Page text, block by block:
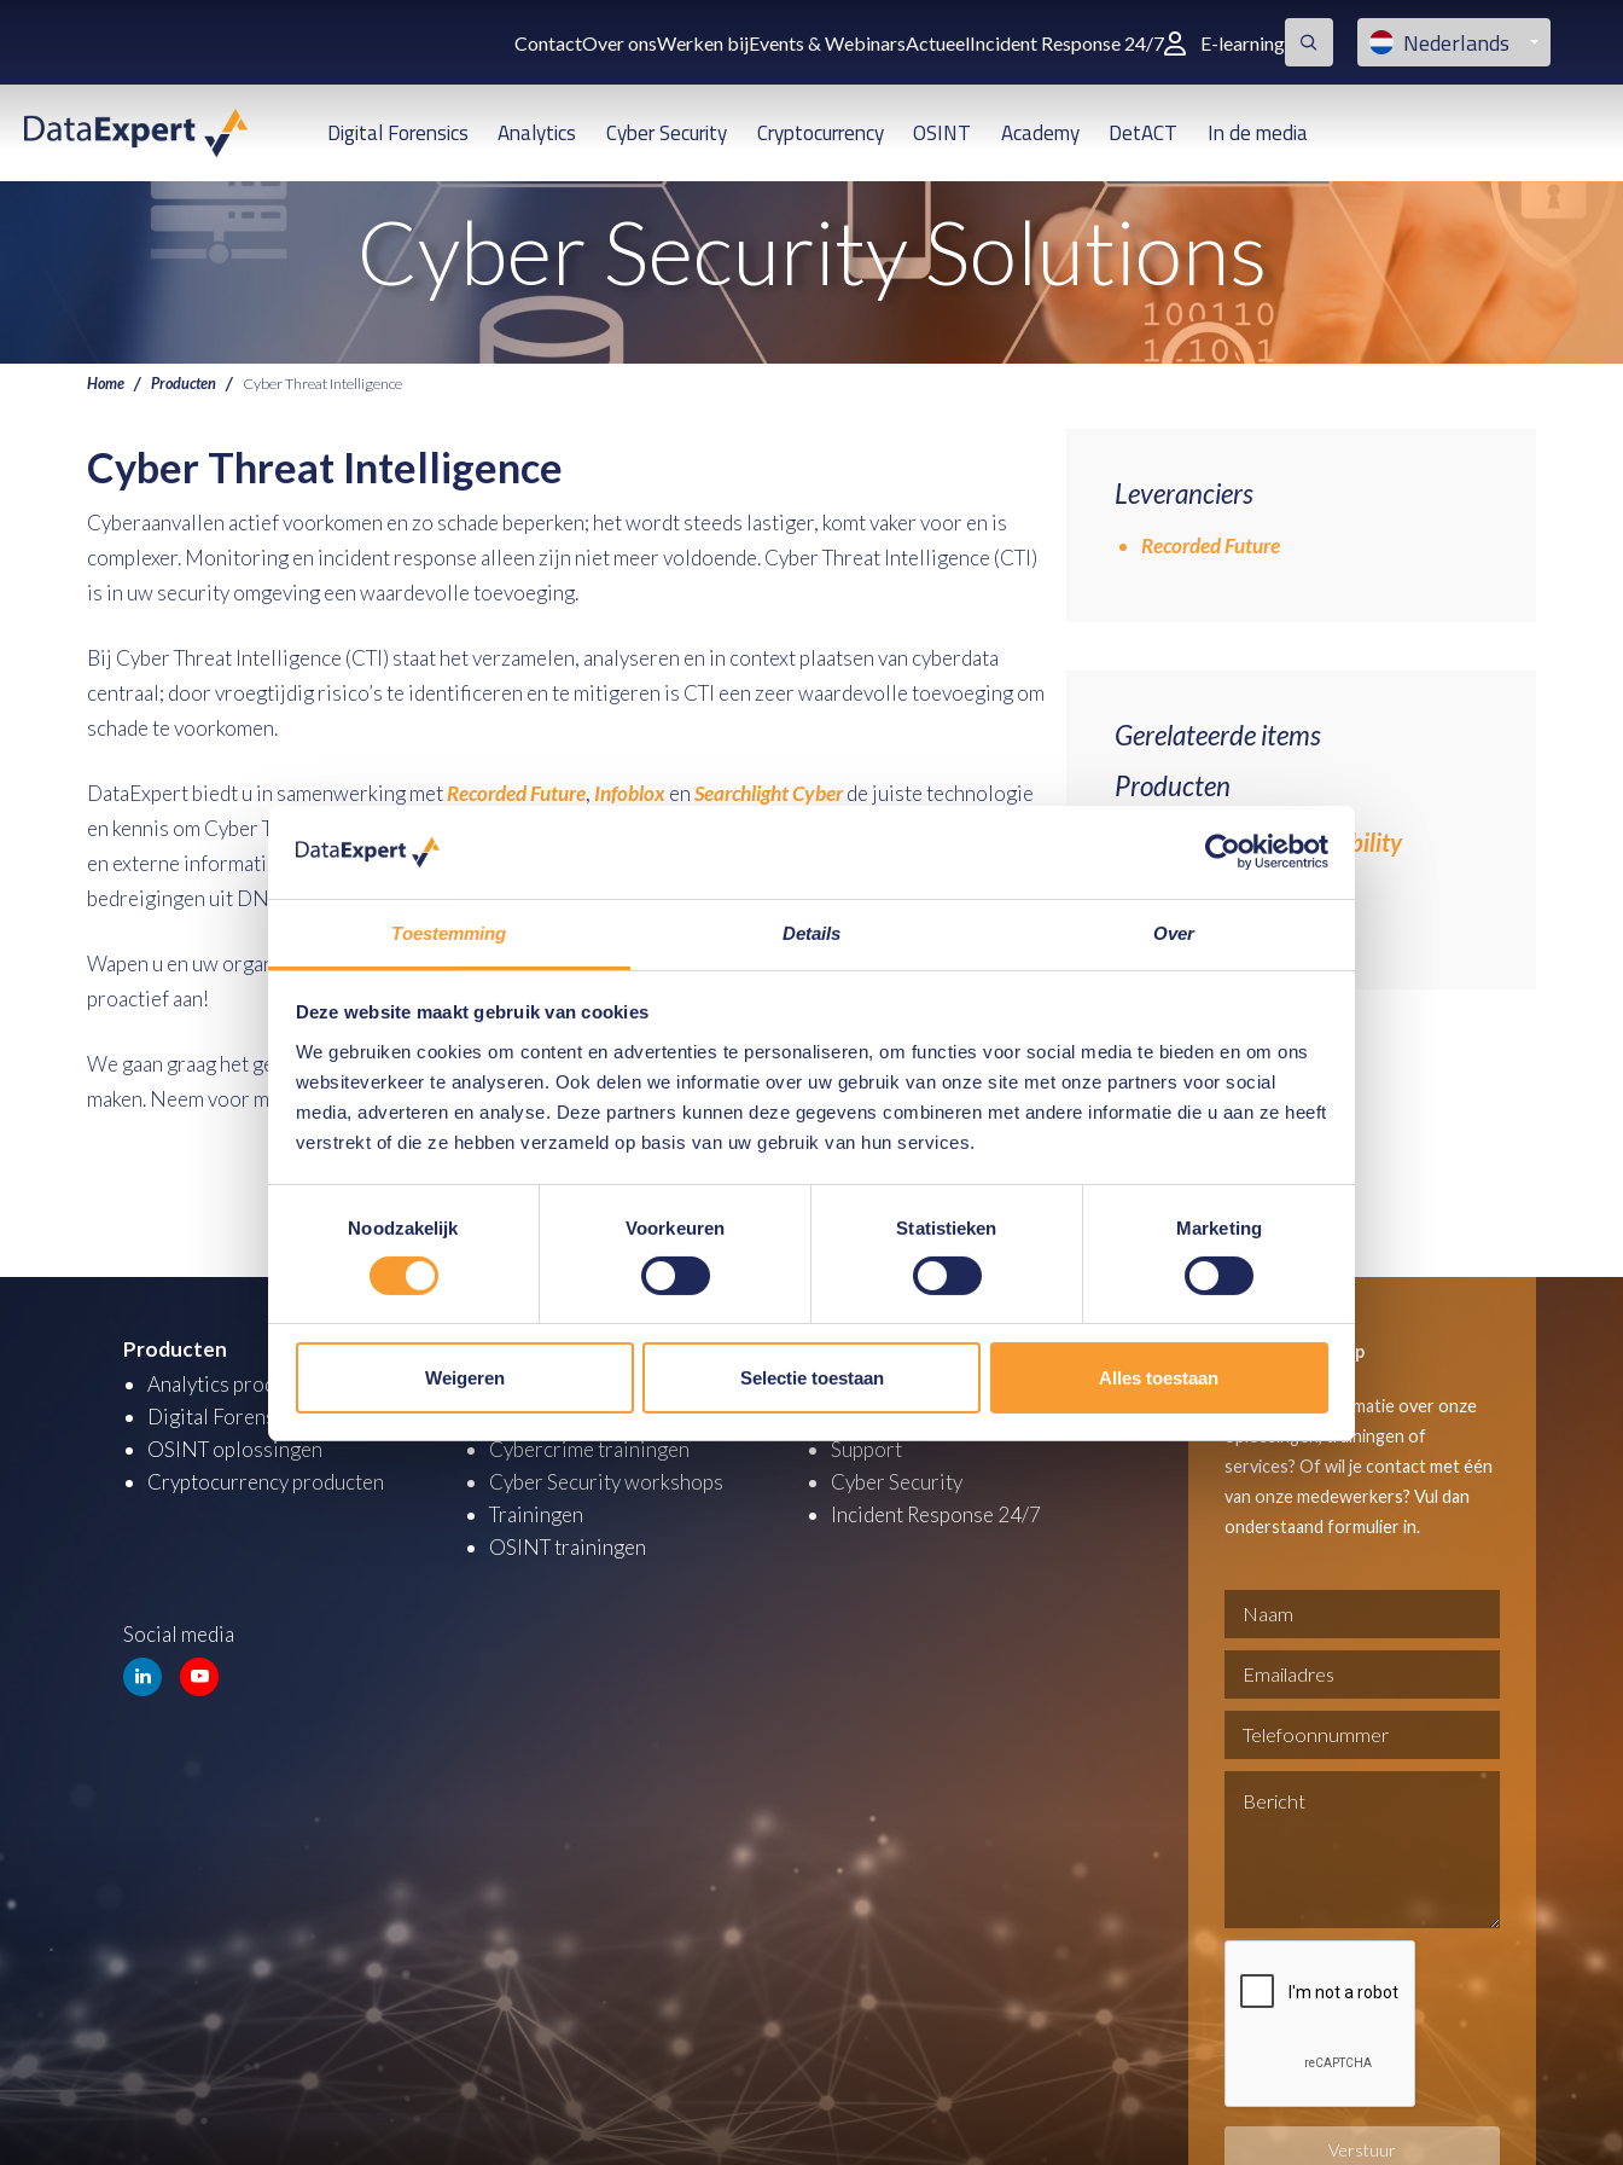
Toestemming Details Over
Deze website maakt gebruik van cookies
We gebruiken cookies om content en advertenties te personaliseren, om functies voor social media te bieden en om ons
websiteverkeer te analyseren. Ook delen we informatie over uw gebruik van onze site met onze partners voor social
media, adverteren en analyse. Deze partners kunnen deze gegevens combineren met andere informatie die u aan ze heeft
verstrekt of die ze hebben verzameld op basis van uw gebruik van hun services.
Noodzakelijk
Voorkeuren Statistieken Marketing
Weigeren Selectie toestaan Alles toestaan
ContactOver onsWerken bijEvents & WebinarsActueelIncident Response 24/7 E-learning Nederlands
Digital Forensics Analytics Cyber Security Cryptocurrency OSINT Academy DetACT In de media
Cyber Security Solutions
Home Producten Cyber Threat Intelligence
Cyber Threat Intelligence
Cyberaanvallen actief voorkomen en zo schade beperken; het wordt steeds lastiger, komt vaker voor en is
complexer. Monitoring en incident response alleen zijn niet meer voldoende. Cyber Threat Intelligence (CTI)
is in uw security omgeving een waardevolle toevoeging.
Bij Cyber Threat Intelligence (CTI) staat het verzamelen, analyseren en in context plaatsen van cyberdata
centraal; door vroegtijdig risico’s te identificeren en te mitigeren is CTI een zeer waardevolle toevoeging om
schade te voorkomen.
DataExpert biedt u in samenwerking metRecorded Future,InfobloxenSearchlight Cyberde juiste technologie
en kennis om Cyber Threat Intelligence in de praktijk te brengen. Denk hierbij aan het monitoren van interne
en externe informatie afkomstig van bijvoorbeeld het darkweb en andere open bronnen tot analyse van
bedreigingen uit DNS verkeer.
Wapen u en uw organisatie met expertise op het gebied van Cyber Threat Intelligence en pak cyberdreigingen
proactief aan!
We gaan graag het gesprek aan om door middel van Cyber Threat Intelligence uw organisatie veiliger te
maken. Neem voor meer informatie
op met ons.
Leveranciers
Recorded Future
Gerelateerde items
Producten
Pentesting & Vulnerability
Management
Security Audit
Producten
Analytics producten
Digital Forensics producten
OSINT oplossingen
Cryptocurrency producten
Academy
Analytics trainingen
Digital Forensics trainingen
Cybercrime trainingen
Cyber Security workshops
Trainingen
OSINT trainingen
Services
Consultancy
Investigations
Support
Cyber Security
Incident Response 24/7
Social media
Neem contact op
Wil je meer informatie over onze
oplossingen, trainingen of
services? Of wil je contact met één
van onze medewerkers? Vul dan
onderstaand formulier in.